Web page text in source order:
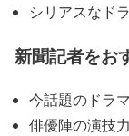
シリアスなド
新聞記者をお
今話題のドラ
俳優陣の演技